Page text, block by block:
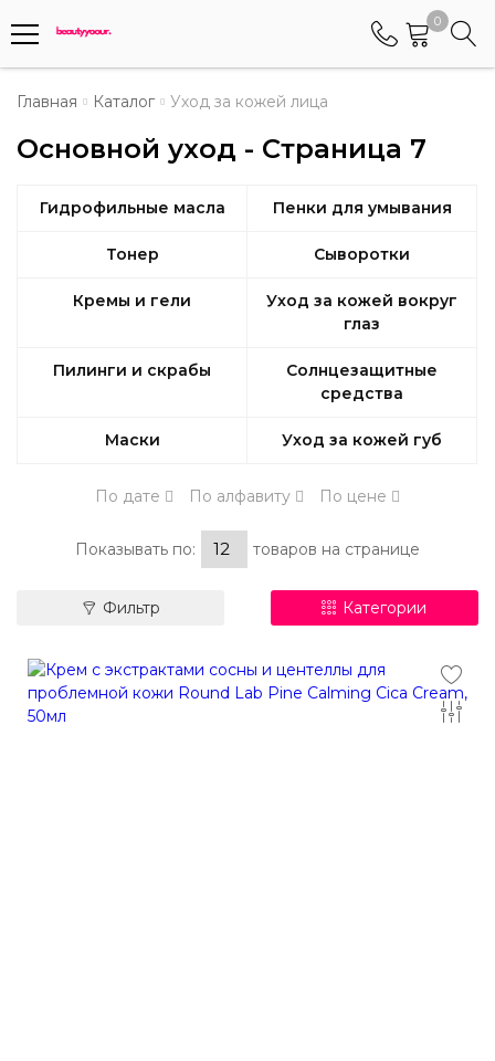
0
Телефоны
+375 (29) 8405655
+375 (29) 5487677
Главная Каталог Уход за кожей лица
Основной уход - Страница 7
Гидрофильные масла Пенки для умывания
Тонер Сыворотки
Кремы и гели
Уход за кожей вокруг
глаз
Пилинги и скрабы
Солнцезащитные
средства
Маски Уход за кожей губ
По дате По алфавиту По цене
Показывать по: товаров на странице
Фильтр Категории